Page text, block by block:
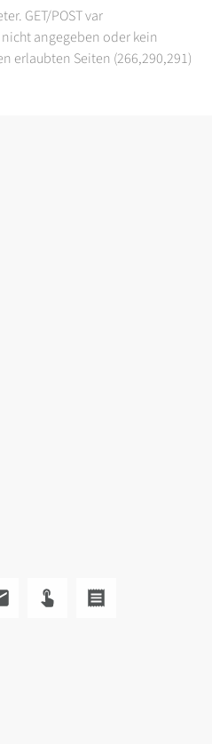
GET/POST var
angegeben oder kein
erlaubten Seiten (266,290,291)